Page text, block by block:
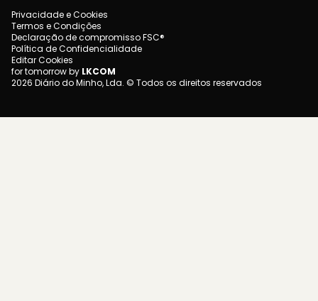
Privacidade e Cookies
Termos e Condições
Declaração de compromisso FSC®
Política de Confidencialidade
Editar Cookies
for tomorrow by LKCOM
2026 Diário do Minho, Lda. © Todos os direitos reservados